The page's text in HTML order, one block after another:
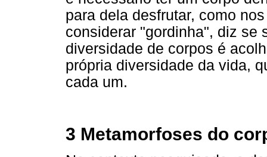
para dela desfrutar, como
considerar "gordinha", diz se
diversidade de corpos é
própria diversidade da vida,
cada um.
3 Metamorfoses do